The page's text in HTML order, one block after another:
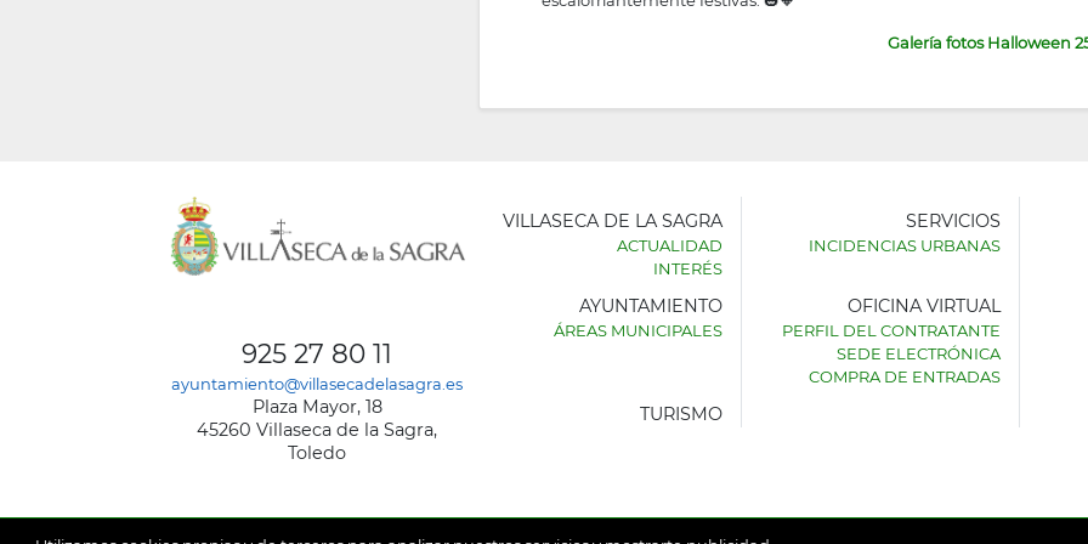
Galería fotos Halloween
925 27 80 11
ayuntamiento@villasecadelasagra.es
Plaza Mayor, 18
45260 Villaseca de la Sagra,
Toledo
AYUNTAMIENTO
VILLASECA DE LA SAGRA
ACTUALIDAD
INTERÉS
SERVICIOS
INCIDENCIAS URBANAS
AYUNTAMIENTO
ÁREAS MUNICIPALES
OFICINA VIRTUAL
PERFIL DEL CONTRATANTE
SEDE ELECTRÓNICA
COMPRA DE ENTRADAS
TURISMO